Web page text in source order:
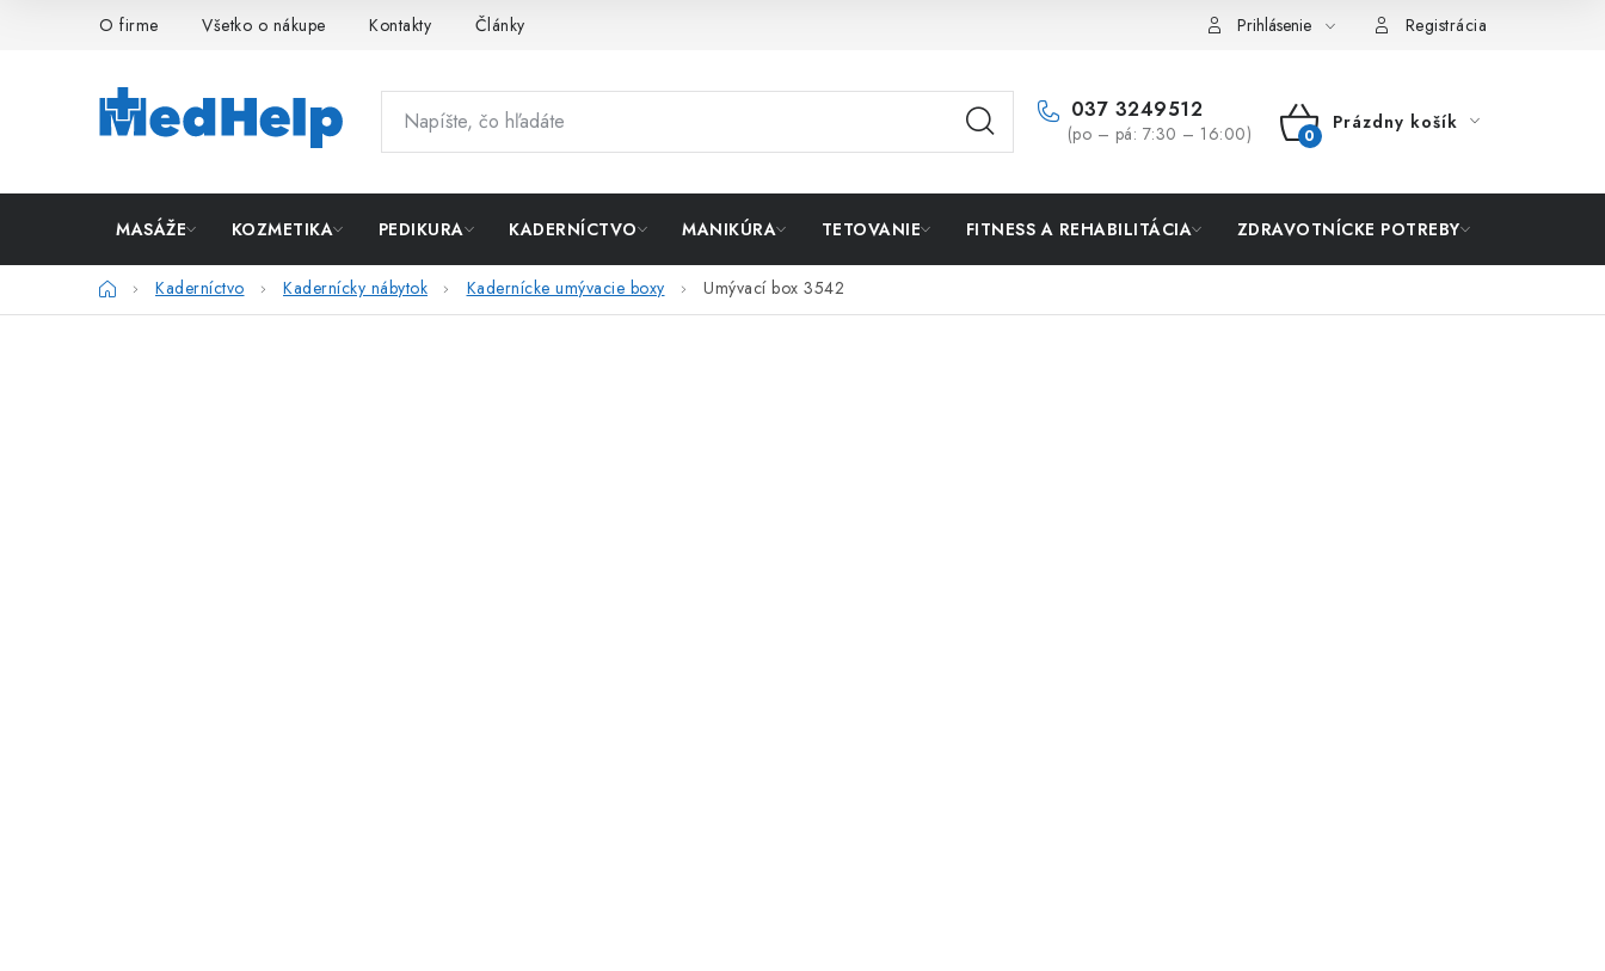
O firme Všetko o nákupe Kontakty Články Prihlásenie Registrácia
037 3249512
(po – pá: 7:30 – 16:00)
NÁKUPNÝ
Prázdny košík
MASÁŽE KOZMETIKA PEDIKURA KADERNÍCTVO MANIKÚRA TETOVANIE FITNESS A REHABILITÁCIA ZDRAVOTNÍCKE POTREBY
DomovKaderníctvo Kadernícky nábytok Kadernícke umývacie boxy Umývací box 3542